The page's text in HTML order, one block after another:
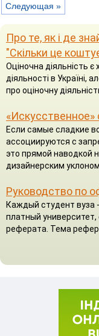
Следующая »
Про те, як і де
"Скільки це
Оціночна діяльність
діяльності в Україні,
про оціночну діяльність
«Искусственное»
Если самые сладкие
ассоциируются с
это прямой наводкой
дизайнерским
Руководство по
Каждый студент вуза
платный
реферата. Тема